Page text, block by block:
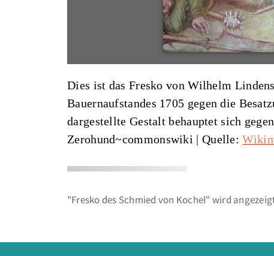
Dies ist das Fresko von Wilhelm
Bauernaufstandes 1705 gegen die
dargestellte Gestalt behauptet sich
Zerohund~commonswiki | Quelle:
"Fresko des Schmied von Kochel" wird